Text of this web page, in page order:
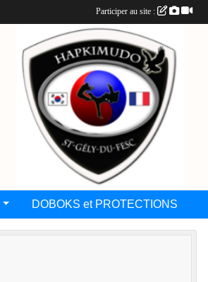
DOBOKS et PROTECTIONS
Participer au site :